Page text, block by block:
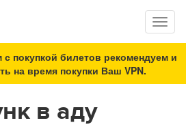
покупкой билетов рекомендуем и
на время покупки Ваш VPN.
в аду